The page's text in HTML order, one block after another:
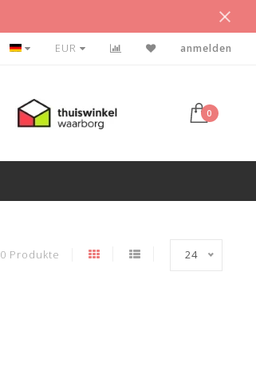
BETAAL ACHTERAF
EUR anmelden
0
0 Produkte 24